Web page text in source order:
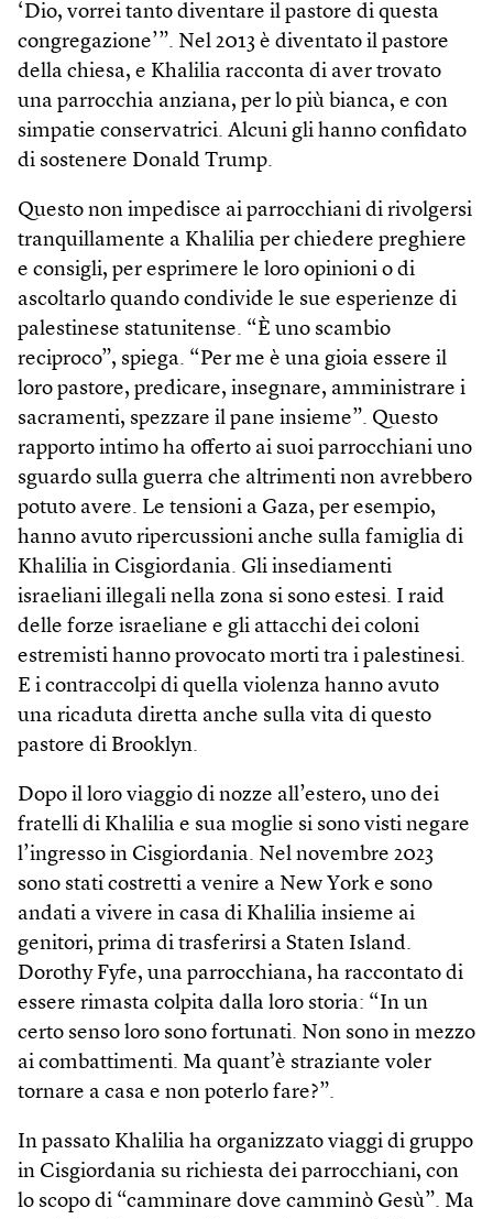
‘Dio, vorrei tanto diventare il pastore di questa
congregazione’”. Nel 2013 è diventato il pastore
della chiesa, e Khalilia racconta di aver trovato
una parrocchia anziana, per lo più bianca, e con
simpatie conservatrici. Alcuni gli hanno confidato
di sostenere Donald Trump.
Questo non impedisce ai parrocchiani di rivolgersi
tranquillamente a Khalilia per chiedere preghiere
e consigli, per esprimere le loro opinioni o di
ascoltarlo quando condivide le sue esperienze di
palestinese statunitense. “È uno scambio
reciproco”, spiega. “Per me è una gioia essere il
loro pastore, predicare, insegnare, amministrare i
sacramenti, spezzare il pane insieme”. Questo
rapporto intimo ha offerto ai suoi parrocchiani uno
sguardo sulla guerra che altrimenti non avrebbero
potuto avere. Le tensioni a Gaza, per esempio,
hanno avuto ripercussioni anche sulla famiglia di
Khalilia in Cisgiordania. Gli insediamenti
israeliani illegali nella zona si sono estesi. I raid
delle forze israeliane e gli attacchi dei coloni
estremisti hanno provocato morti tra i palestinesi.
E i contraccolpi di quella violenza hanno avuto
una ricaduta diretta anche sulla vita di questo
pastore di Brooklyn.
Dopo il loro viaggio di nozze all’estero, uno dei
fratelli di Khalilia e sua moglie si sono visti negare
l’ingresso in Cisgiordania. Nel novembre 2023
sono stati costretti a venire a New York e sono
andati a vivere in casa di Khalilia insieme ai
genitori, prima di trasferirsi a Staten Island.
Dorothy Fyfe, una parrocchiana, ha raccontato di
essere rimasta colpita dalla loro storia: “In un
certo senso loro sono fortunati. Non sono in mezzo
ai combattimenti. Ma quant’è straziante voler
tornare a casa e non poterlo fare?”.
In passato Khalilia ha organizzato viaggi di gruppo
in Cisgiordania su richiesta dei parrocchiani, con
lo scopo di “camminare dove camminò Gesù”. Ma